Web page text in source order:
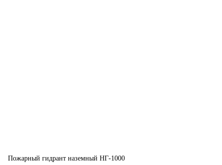
Пожарный гидрант наземный НГ-1000